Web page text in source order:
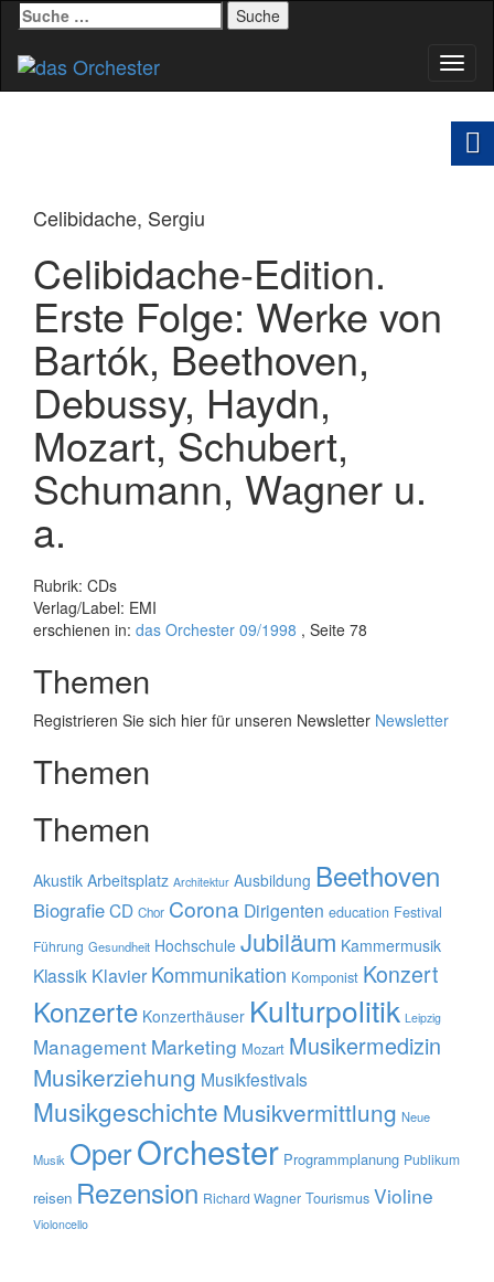
Suche
nach:
Celibidache, Sergiu
Celibidache-Edition.
Erste Folge: Werke von
Bartók, Beethoven,
Debussy, Haydn,
Mozart, Schubert,
Schumann, Wagner u.
a.
Rubrik: CDs
Verlag/Label: EMI
erschienen in: das Orchester 09/1998 , Seite 78
Themen
Registrieren Sie sich hier für unseren Newsletter Newsletter
Themen
Themen
Akustik Arbeitsplatz Architektur Ausbildung Beethoven
BiografieCD Chor Corona Dirigenten education Festival
Führung Gesundheit Hochschule Jubiläum Kammermusik
Klassik Klavier Kommunikation Komponist Konzert
Konzerte Konzerthäuser Kulturpolitik Leipzig
Management Marketing Mozart Musikermedizin
Musikerziehung Musikfestivals
Musikgeschichte Musikvermittlung Neue
Musik OperOrchester Programmplanung Publikum
reisen Rezension Richard Wagner Tourismus Violine
Violoncello